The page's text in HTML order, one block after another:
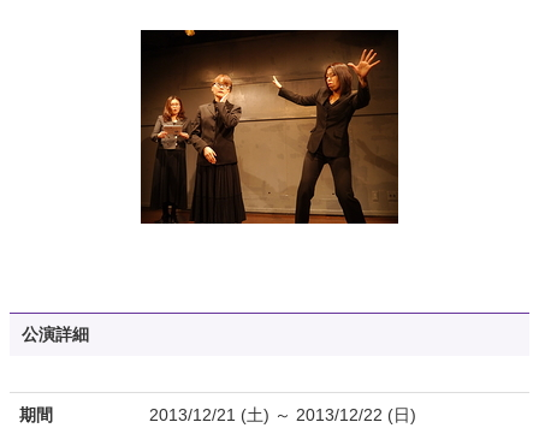
公演詳細
期間 2013/12/21 (土) ～ 2013/12/22 (日)